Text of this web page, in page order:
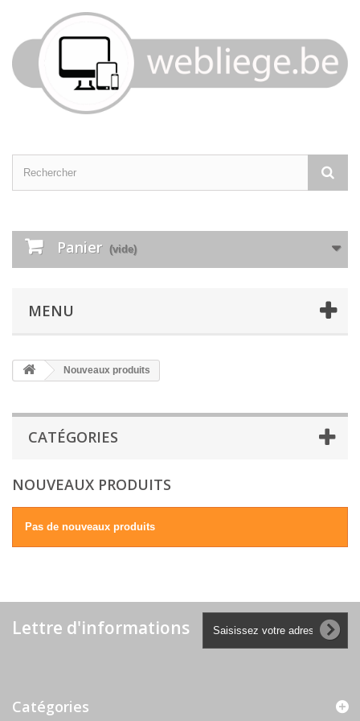
Panier (vide)
MENU
Nouveaux produits
CATÉGORIES
NOUVEAUX PRODUITS
Pas de nouveaux produits
Lettre d'informations
Catégories